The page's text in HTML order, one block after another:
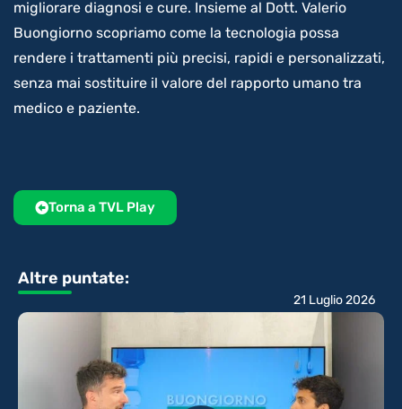
migliorare diagnosi e cure. Insieme al Dott. Valerio
Buongiorno scopriamo come la tecnologia possa
rendere i trattamenti più precisi, rapidi e personalizzati,
senza mai sostituire il valore del rapporto umano tra
medico e paziente.
Torna a TVL Play
Altre puntate:
21 Luglio 2026